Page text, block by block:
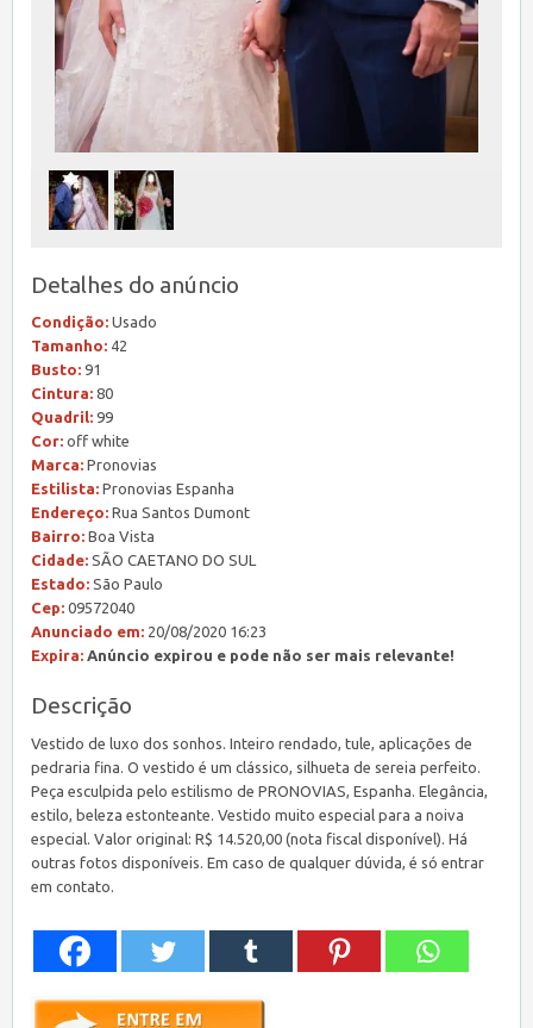
Detalhes do anúncio
Condição: Usado
Tamanho: 42
Busto: 91
Cintura: 80
Quadril: 99
Cor: off white
Marca: Pronovias
Estilista: Pronovias Espanha
Endereço: Rua Santos Dumont
Bairro: Boa Vista
Cidade: SÃO CAETANO DO SUL
Estado: São Paulo
Cep: 09572040
Anunciado em: 20/08/2020 16:23
Expira: Anúncio expirou e pode não ser mais relevante!
Descrição
Vestido de luxo dos sonhos. Inteiro rendado, tule, aplicações de
pedraria fina. O vestido é um clássico, silhueta de sereia perfeito.
Peça esculpida pelo estilismo de PRONOVIAS, Espanha. Elegância,
estilo, beleza estonteante. Vestido muito especial para a noiva
especial. Valor original: R$ 14.520,00 (nota fiscal disponível). Há
outras fotos disponíveis. Em caso de qualquer dúvida, é só entrar
em contato.